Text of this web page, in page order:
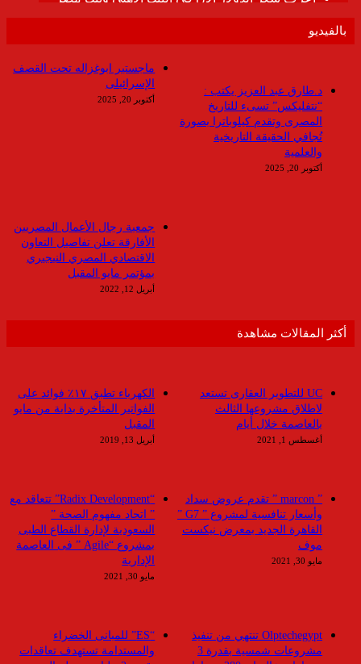
بالفيديو
ماجستير ابوغزاله تحت القصف
الإسرائيلى
أكتوبر 20, 2025
د.طارق عبد العزيز يكتب :
“نتفليكس” تسىء للتاريخ
المصرى وتقدم كيلوباترا بصورة
تُجافي الحقيقة التاريخية
والعلمية
أكتوبر 20, 2025
جمعية رجال الأعمال المصريين
الأفارقة تعلن تفاصيل التعاون
الاقتصادي المصري النيجيري
بمؤتمر مايو المقبل
أبريل 12, 2022
أكثر المقالات مشاهدة
الكهرباء تطبق ١٧٪ فوائد على
الفواتير المتأخرة بداية من مايو
المقبل
أبريل 13, 2019
UC للتطوير العقارى تستعد
لاطلاق مشروعها الثالث
بالعاصمة خلال أيام
أغسطس 1, 2021
“Radix Development” تتعاقد مع
” اتحاد مفهوم الصحة ”
السعودية لإدارة القطاع الطبى
بمشروع “Agile ” فى العاصمة
الإدارية
مايو 30, 2021
” marcon ” تقدم عروض سداد
وأسعار تنافسية لمشروع ” G7 ”
القاهرة الجديد بمعرض نيكست
موف
مايو 30, 2021
“ES” للمبانى الخضراء
والمستدامة تستهدف تعاقدات
Olptechegypt تنتهي من تنفيذ
مشروعات شمسية بقدرة 3